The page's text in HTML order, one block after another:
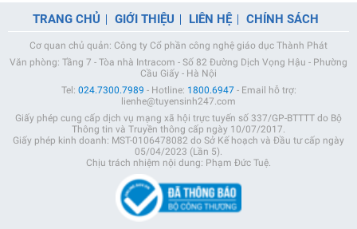
TRANG CHỦ GIỚI THIỆU LIÊN HỆ CHÍNH SÁCH
Cơ quan chủ quản: Công ty Cổ phần công nghệ giáo dục Thành Phát
Văn phòng: Tầng 7 - Tòa nhà Intracom - Số 82 Đường Dịch Vọng Hậu - Phường
Cầu Giấy - Hà Nội
Tel: 024.7300.7989 - Hotline: 1800.6947- Email hỗ trợ:
lienhe@tuyensinh247.com
Giấy phép cung cấp dịch vụ mạng xã hội trực tuyến số 337/GP-BTTTT do Bộ
Thông tin và Truyền thông cấp ngày 10/07/2017.
Giấy phép kinh doanh: MST-0106478082 do Sở Kế hoạch và Đầu tư cấp ngày
05/04/2023 (Lần 5).
Chịu trách nhiệm nội dung: Phạm Đức Tuệ.